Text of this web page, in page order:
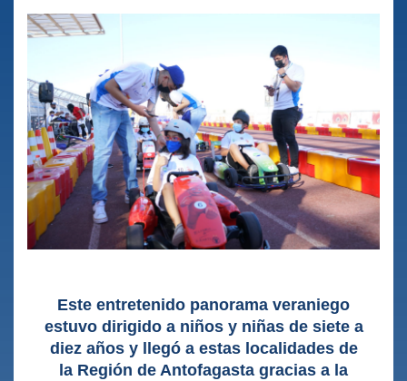
Este entretenido panorama veraniego
estuvo dirigido a niños y niñas de siete a
diez años y llegó a estas localidades de
la Región de Antofagasta gracias a la